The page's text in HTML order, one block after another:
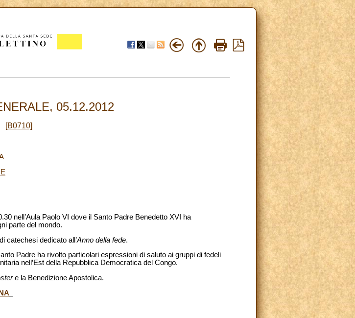
05.12.2012
[B0710]
nell’Aula Paolo VI dove il Santo Padre Benedetto XVI ha
parte del mondo.
catechesi dedicato all’Anno della fede.
Padre ha rivolto particolari espressioni di saluto ai gruppi di fedeli
nell’Est della Repubblica Democratica del Congo.
e la Benedizione Apostolica.